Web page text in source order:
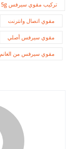
تركيب مقوي سيرفس 5g
مقوي اتصال وانترنت
مقوي سيرفس أصلي
مقوي سيرفس من الغانم